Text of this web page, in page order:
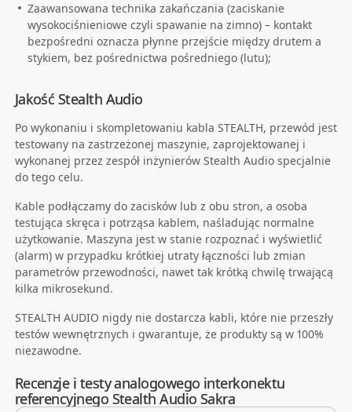
Zaawansowana technika zakańczania (zaciskanie
wysokociśnieniowe czyli spawanie na zimno) – kontakt
bezpośredni oznacza płynne przejście między drutem a
stykiem, bez pośrednictwa pośredniego (lutu);
Jakość Stealth Audio
Po wykonaniu i skompletowaniu kabla STEALTH, przewód jest
testowany na zastrzeżonej maszynie, zaprojektowanej i
wykonanej przez zespół inżynierów Stealth Audio specjalnie
do tego celu.
Kable podłączamy do zacisków lub z obu stron, a osoba
testująca skręca i potrząsa kablem, naśladując normalne
użytkowanie. Maszyna jest w stanie rozpoznać i wyświetlić
(alarm) w przypadku krótkiej utraty łączności lub zmian
parametrów przewodności, nawet tak krótką chwilę trwającą
kilka mikrosekund.
STEALTH AUDIO nigdy nie dostarcza kabli, które nie przeszły
testów wewnętrznych i gwarantuje, że produkty są w 100%
niezawodne.
Recenzje i testy analogowego interkonektu
referencyjnego Stealth Audio Sakra